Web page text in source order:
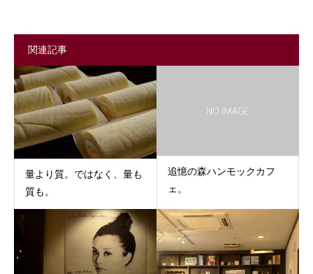
関連記事
量より質。ではなく、量も
質も。
追憶の森ハンモックカフ
ェ。